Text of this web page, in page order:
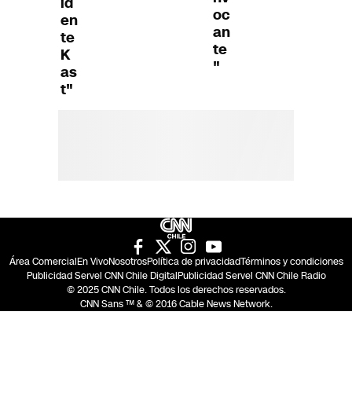
en
te
K
as
t"
oc
an
te
"
Área ComercialEn VivoNosotrosPolítica de privacidadTérminos y condiciones
Publicidad Servel CNN Chile DigitalPublicidad Servel CNN Chile Radio
© 2025 CNN Chile. Todos los derechos reservados.
CNN Sans ™ & © 2016 Cable News Network.